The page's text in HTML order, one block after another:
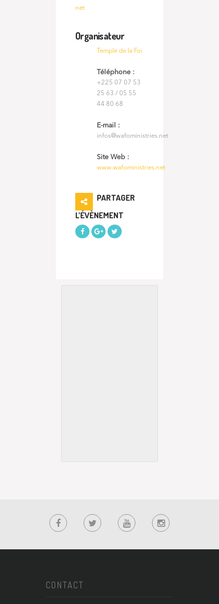
net
Organisateur
Temple de la Foi
Téléphone :
+225 07 07 53
25 63 / 05 55
44 80 68
E-mail :
infos@wafoministries.net
Site Web :
www.wafoministries.net
PARTAGER
L’ÉVÈNEMENT
CONTACT